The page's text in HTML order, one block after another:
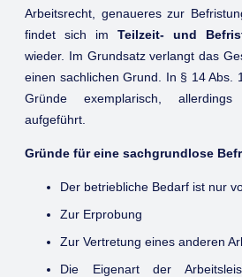
Arbeitsrecht, genaueres zur
findet sich im Teilzeit- und
wieder. Im Grundsatz verlangt das
einen sachlichen Grund. In § 14 Abs.
Gründe exemplarisch, allerdings
aufgeführt.
Gründe für eine sachgrundlose
Der betriebliche Bedarf ist nur
Zur Erprobung
Zur Vertretung eines anderen
Die Eigenart der